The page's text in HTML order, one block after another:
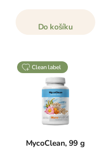
Do košíku
clean label
MycoClean, 99 g